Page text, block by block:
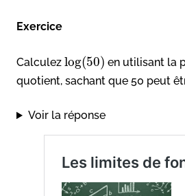
Exercice
Calculez log(50) en utilisant la
quotient, sachant que 50 peut
Voir la réponse